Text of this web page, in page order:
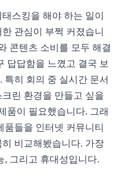
스킹을 해야 하는 일이
관심이 부쩍 커졌습니
콘텐츠 소비를 모두 해결
답답함을 느꼈고 결국 보
히 회의 중 실시간 문서
린 환경을 만들고 싶을
품이 필요했습니다. 그래
들을 인터넷 커뮤니티
비교해봤습니다. 가장
, 그리고 휴대성입니다.